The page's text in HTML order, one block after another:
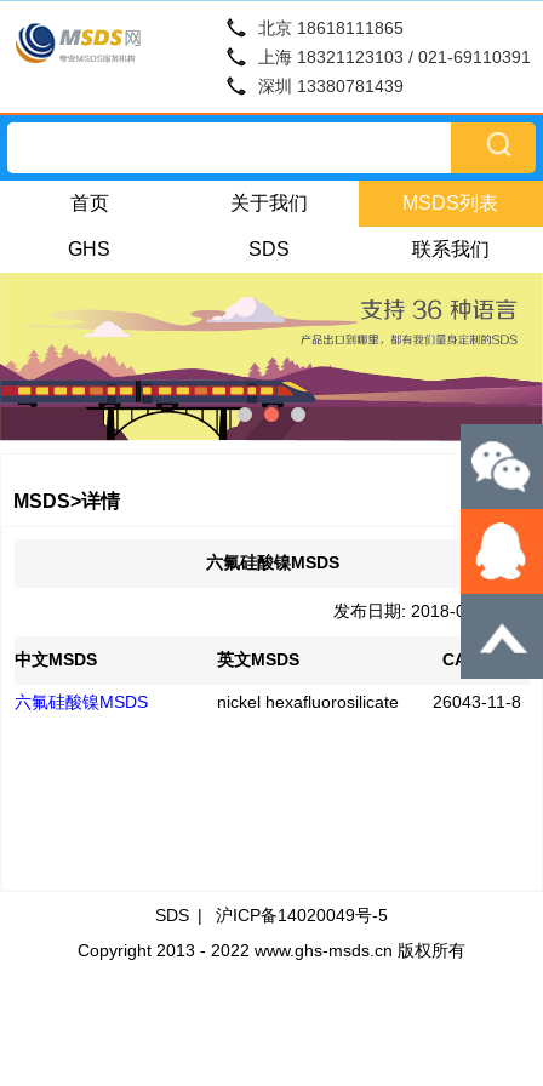
北京 18618111865
上海 18321123103 / 021-69110391
深圳 13380781439
首页 关于我们 MSDS列表
GHS SDS 联系我们
MSDS>详情
六氟硅酸镍MSDS
发布日期: 2018-06-22
中文MSDS 英文MSDS CAS No.
六氟硅酸镍MSDS nickel hexafluorosilicate 26043-11-8
SDS | 沪ICP备14020049号-5
Copyright 2013 - 2022 www.ghs-msds.cn 版权所有